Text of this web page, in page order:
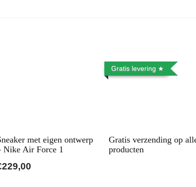
met eigen ontwerp
Nike Air Force 1
Gratis levering
Gratis verzending op
producten